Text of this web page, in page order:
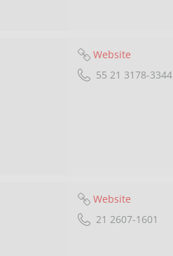
Website
55 21 3178-3344
Website
21 2607-1601